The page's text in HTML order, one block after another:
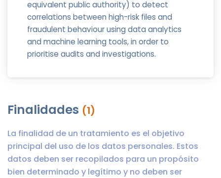
equivalent public authority) to detect
correlations between high-risk files and
fraudulent behaviour using data analytics
and machine learning tools, in order to
prioritise audits and investigations.
Finalidades (1)
La finalidad de un tratamiento es el objetivo
principal del uso de los datos personales. Estos
datos deben ser recopilados para un propósito
bien determinado y legítimo y no deben ser